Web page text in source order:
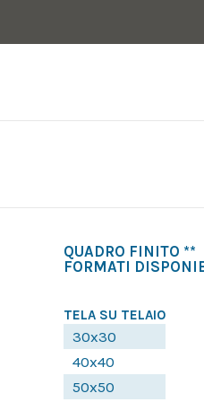
QUADRO FINITO **
FORMATI
TELA SU TELAIO
30x30
40x40
50x50